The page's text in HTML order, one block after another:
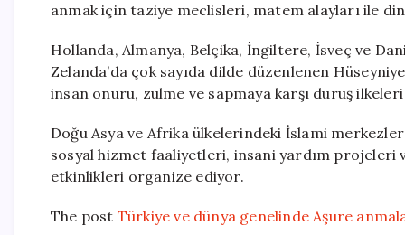
anmak için taziye meclisleri, matem alayları ile
Hollanda, Almanya, Belçika, İngiltere, İsveç ve
Zelanda’da çok sayıda dilde düzenlenen
insan onuru, zulme ve sapmaya karşı duruş
Doğu Asya ve Afrika ülkelerindeki İslami
sosyal hizmet faaliyetleri, insani yardım projeleri
etkinlikleri organize ediyor.
The post Türkiye ve dünya genelinde Aşure